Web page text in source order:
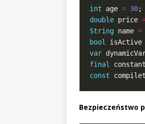
int age = 30
double price
String name =
bool
isActive
var
final
const
Bezpieczeństwo